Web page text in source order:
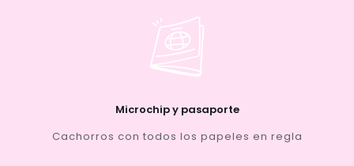
Microchip y pasaporte
Cachorros con todos los papeles en regla